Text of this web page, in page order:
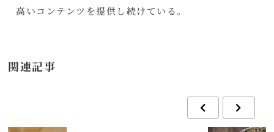
高いコンテンツを提供し続けている。
関連記事